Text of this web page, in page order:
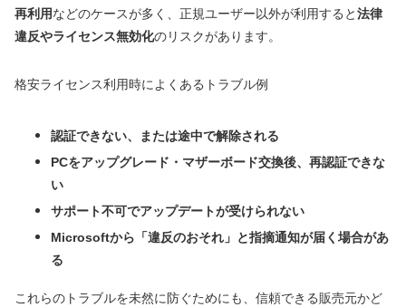
再利用などのケースが多く、正規ユーザー以外が利用すると法律
違反やライセンス無効化のリスクがあります。
格安ライセンス利用時によくあるトラブル例
認証できない、または途中で解除される
PCをアップグレード・マザーボード交換後、再認証できな
い
サポート不可でアップデートが受けられない
Microsoftから「違反のおそれ」と指摘通知が届く場合があ
る
これらのトラブルを未然に防ぐためにも、信頼できる販売元かど